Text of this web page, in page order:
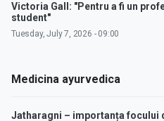
Victoria Gall: "Pentru a fi un
student"
Tuesday, July 7, 2026 - 09:00
Medicina ayurvedica
Jatharagni – importanța focului